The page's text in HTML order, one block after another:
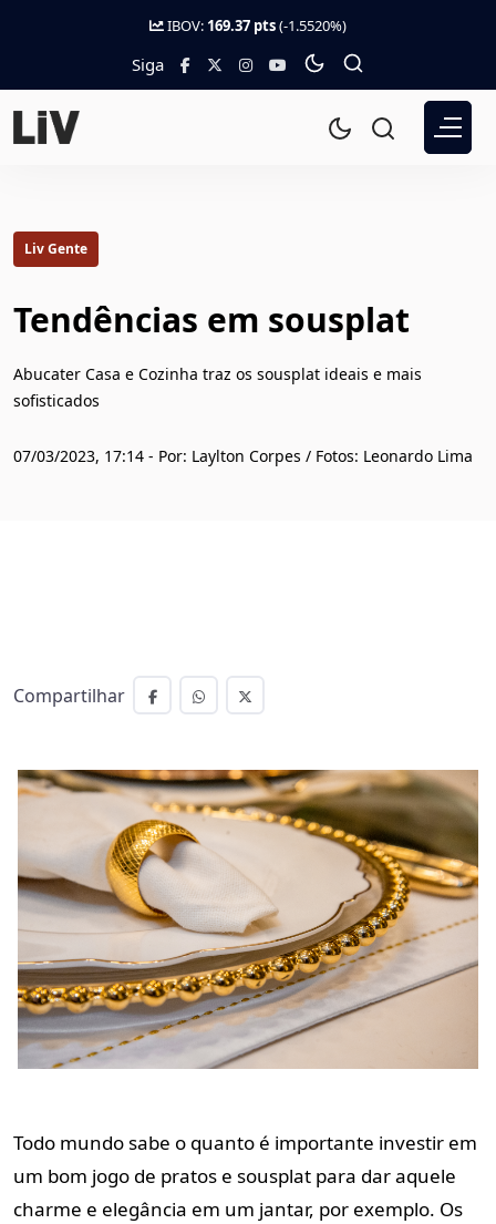
IBOV: 169.37 pts(-1.5520%)
Siga
Liv Gente
Tendências em sousplat
Abucater Casa e Cozinha traz os sousplat ideais e mais
sofisticados
07/03/2023, 17:14 - Por: Laylton Corpes / Fotos: Leonardo Lima
Compartilhar
Todo mundo sabe o quanto é importante investir em
um bom jogo de pratos e sousplat para dar aquele
charme e elegância em um jantar, por exemplo. Os